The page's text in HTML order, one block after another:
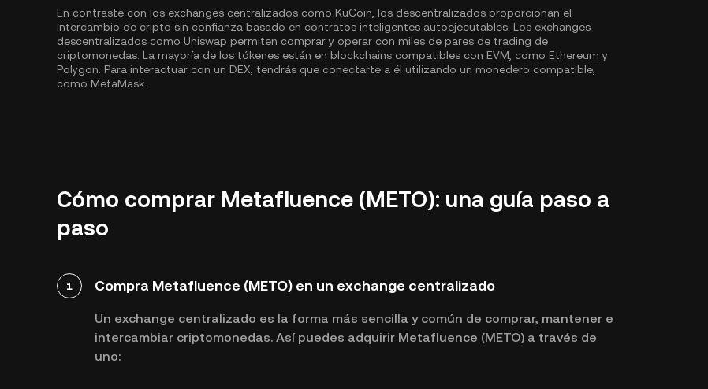
En contraste con los exchanges centralizados como KuCoin, los descentralizados proporcionan el
intercambio de cripto sin confianza basado en contratos inteligentes autoejecutables. Los exchanges
descentralizados como Uniswap permiten comprar y operar con miles de pares de trading de
criptomonedas. La mayoría de los tókenes están en blockchains compatibles con EVM, como Ethereum y
Polygon . Para interactuar con un DEX, tendrás que conectarte a él utilizando un monedero compatible,
como MetaMask.
Cómo comprar Metafluence (METO): una guía paso a
paso
1 Compra Metafluence (METO) en un exchange centralizado
Un exchange centralizado es la forma más sencilla y común de comprar, mantener e
intercambiar criptomonedas. Así puedes adquirir Metafluence (METO) a través de
uno: